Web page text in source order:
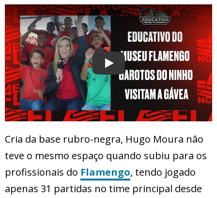
Play
Cria da base rubro-negra, Hugo Moura não
teve o mesmo espaço quando subiu para os
profissionais do Flamengo, tendo jogado
apenas 31 partidas no time principal desde